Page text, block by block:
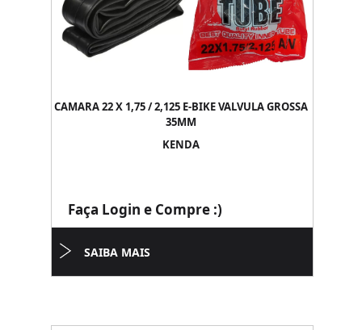
CAMARA 22 X 1,75 / 2,125 E-BIKE VALVULA GROSSA
35MM
KENDA
Faça Login e Compre :)
SAIBA MAIS